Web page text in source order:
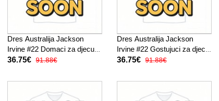
Dres Australija Jackson
Irvine #22 Domaci za djecu
SP 2026 Kratak Rukav (+
36.75€ 91.88€
Dres Australija Jackson
Irvine #22 Gostujuci za djecu
SP 2026 Kratak Rukav (+
36.75€ 91.88€